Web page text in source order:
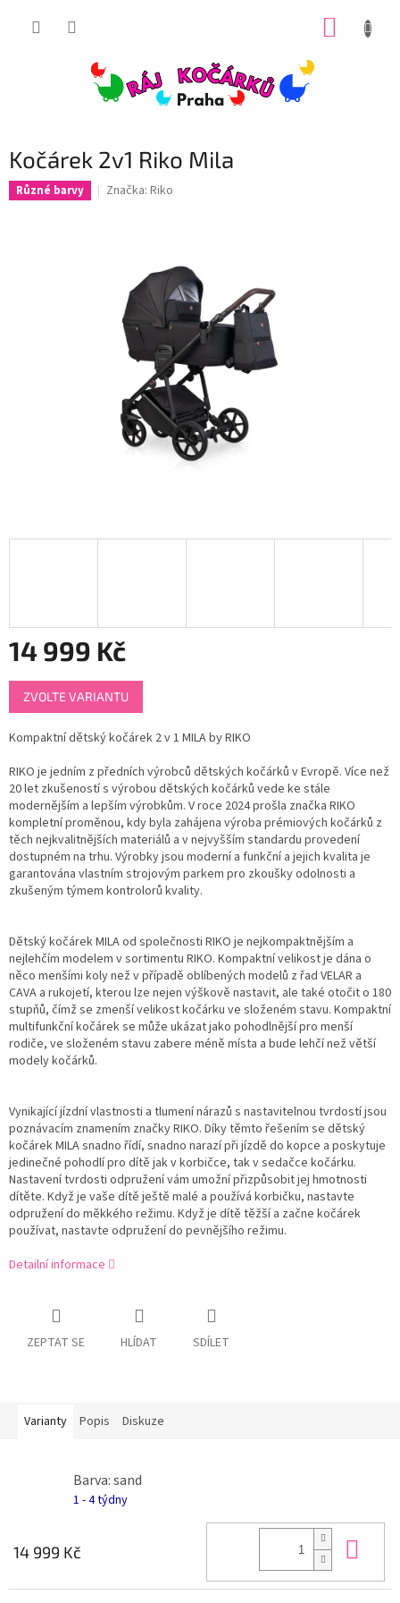
Kočárek 2v1 Riko Mila
Různé barvy Značka: Riko
14 999 Kč
Měrná
cena:
ZVOLTE VARIANTU
Kompaktní dětský kočárek 2 v 1 MILA by RIKO
RIKO je jedním z předních výrobců dětských kočárků v Evropě. Více než
20 let zkušeností s výrobou dětských kočárků vede ke stále
modernějším a lepším výrobkům. V roce 2024 prošla značka RIKO
kompletní proměnou, kdy byla zahájena výroba prémiových kočárků z
těch nejkvalitnějších materiálů a v nejvyšším standardu provedení
dostupném na trhu. Výrobky jsou moderní a funkční a jejich kvalita je
garantována vlastním strojovým parkem pro zkoušky odolnosti a
zkušeným týmem kontrolorů kvality.
Dětský kočárek MILA od společnosti RIKO je nejkompaktnějším a
nejlehčím modelem v sortimentu RIKO. Kompaktní velikost je dána o
něco menšími koly než v případě oblíbených modelů z řad VELAR a
CAVA a rukojetí, kterou lze nejen výškově nastavit, ale také otočit o 180
stupňů, čímž se zmenší velikost kočárku ve složeném stavu. Kompaktní
multifunkční kočárek se může ukázat jako pohodlnější pro menší
rodiče, ve složeném stavu zabere méně místa a bude lehčí než větší
modely kočárků.
Vynikající jízdní vlastnosti a tlumení nárazů s nastavitelnou tvrdostí jsou
poznávacím znamením značky RIKO. Díky těmto řešením se dětský
kočárek MILA snadno řídí, snadno narazí při jízdě do kopce a poskytuje
jedinečné pohodlí pro dítě jak v korbičce, tak v sedačce kočárku.
Nastavení tvrdosti odpružení vám umožní přizpůsobit jej hmotnosti
dítěte. Když je vaše dítě ještě malé a používá korbičku, nastavte
odpružení do měkkého režimu. Když je dítě těžší a začne kočárek
používat, nastavte odpružení do pevnějšího režimu.
Detailní informace
ZEPTAT SE HLÍDAT SDÍLET
Varianty Popis Diskuze
Barva: sand
1 - 4 týdny
14 999 Kč